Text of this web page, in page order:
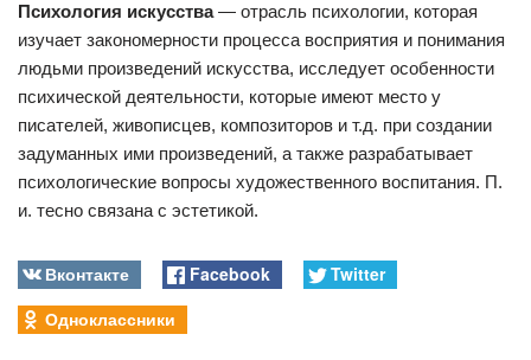
Психология искусства— отрасль психологии, которая
изучает закономерности процесса восприятия и понимания
людьми произведений искусства, исследует особенности
психической деятельности, которые имеют место у
писателей, живописцев, композиторов и т.д. при создании
задуманных ими произведений, а также разрабатывает
психологические вопросы художественного воспитания. П.
и. тесно связана с эстетикой.
Вконтакте Facebook
Twitter
Одноклассники